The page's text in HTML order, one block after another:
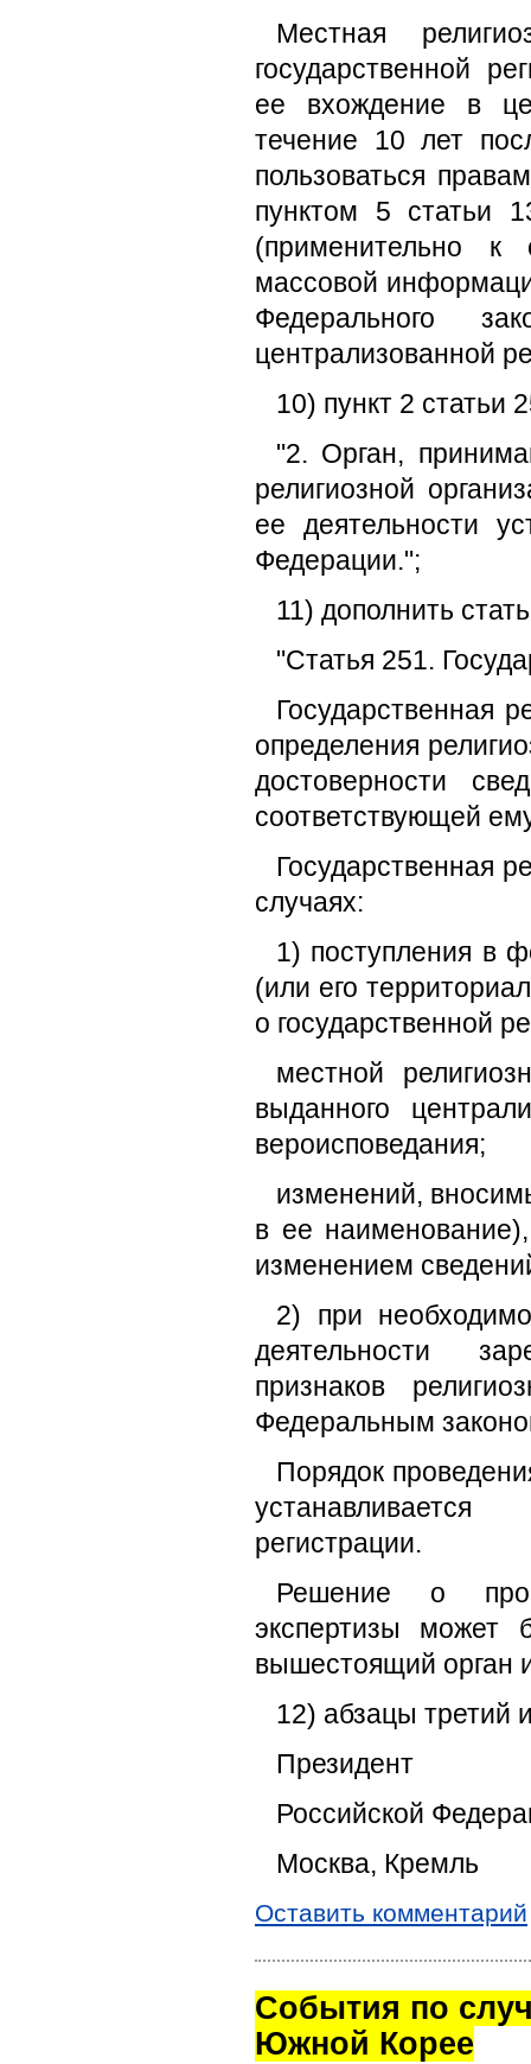
Местная
государственной
ее вхождение в
течение 10 лет
пользоваться
пунктом 5 статьи
(применительно к
массовой
Федерального
централизованной
10) пункт 2 статьи
"2. Орган,
религиозной
ее деятельности
Федерации.";
11) дополнить
"Статья 251.
Государственная
определения
достоверности
соответствующей
Государственная
случаях:
1) поступления в
(или его
о государственной
местной
выданного
вероисповедания;
изменений,
в ее
изменением
2) при
деятельности
признаков
Федеральным
Порядок
регистрации.
Решение о
экспертизы может
вышестоящий орган
12) абзацы третий
Президент
Российской
Москва, Кремль
Оставить комментарий
Cобытия по
Южной Корее